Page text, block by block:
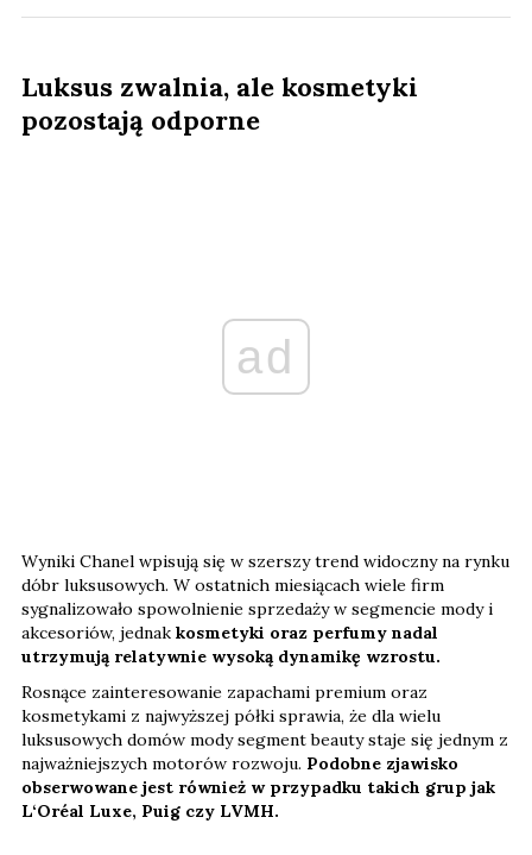
Luksus zwalnia, ale kosmetyki
pozostają odporne
ad
Wyniki Chanel wpisują się w szerszy trend widoczny na rynku
dóbr luksusowych. W ostatnich miesiącach wiele firm
sygnalizowało spowolnienie sprzedaży w segmencie mody i
akcesoriów, jednak kosmetyki oraz perfumy nadal
utrzymują relatywnie wysoką dynamikę wzrostu.
Rosnące zainteresowanie zapachami premium oraz
kosmetykami z najwyższej półki sprawia, że dla wielu
luksusowych domów mody segment beauty staje się jednym z
najważniejszych motorów rozwoju. Podobne zjawisko
obserwowane jest również w przypadku takich grup jak
L‘Oréal Luxe, Puig czy LVMH.